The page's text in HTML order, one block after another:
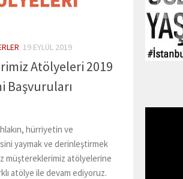
19 EYLÜL 2019
Atölyeleri 2019
Başvuruları
hürriyetin ve
yaymak ve derinleştirmek
müştereklerimiz atölyelerine
atölye ile devam ediyoruz.